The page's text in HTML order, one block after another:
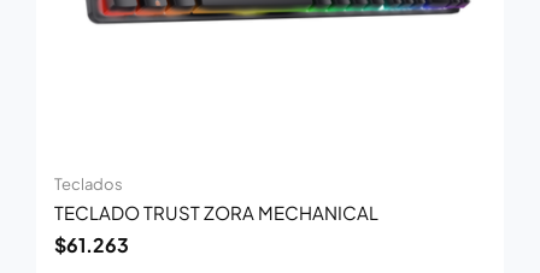
Teclados
TECLADO TRUST ZORA MECHANICAL
$61.263